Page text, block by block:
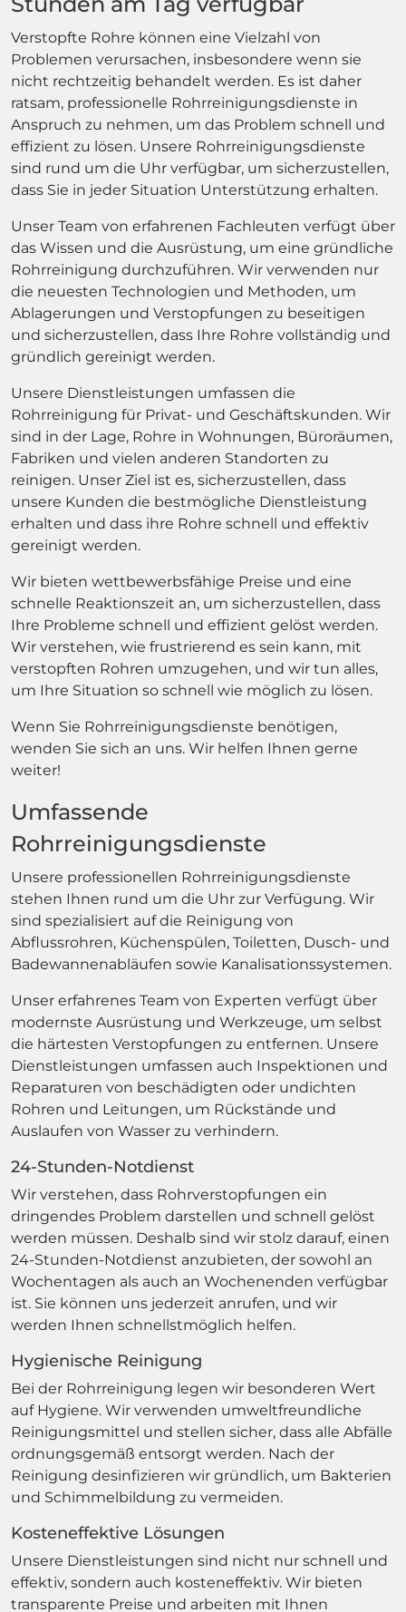
Verstopfte Rohre können eine Vielzahl von
Problemen verursachen, insbesondere wenn sie
nicht rechtzeitig behandelt werden. Es ist daher
ratsam, professionelle Rohrreinigungsdienste in
Anspruch zu nehmen, um das Problem schnell und
effizient zu lösen. Unsere Rohrreinigungsdienste
sind rund um die Uhr verfügbar, um sicherzustellen,
dass Sie in jeder Situation Unterstützung erhalten.
Unser Team von erfahrenen Fachleuten verfügt über
das Wissen und die Ausrüstung, um eine gründliche
Rohrreinigung durchzuführen. Wir verwenden nur
die neuesten Technologien und Methoden, um
Ablagerungen und Verstopfungen zu beseitigen
und sicherzustellen, dass Ihre Rohre vollständig und
gründlich gereinigt werden.
Unsere Dienstleistungen umfassen die
Rohrreinigung für Privat- und Geschäftskunden. Wir
sind in der Lage, Rohre in Wohnungen, Büroräumen,
Fabriken und vielen anderen Standorten zu
reinigen. Unser Ziel ist es, sicherzustellen, dass
unsere Kunden die bestmögliche Dienstleistung
erhalten und dass ihre Rohre schnell und effektiv
gereinigt werden.
Wir bieten wettbewerbsfähige Preise und eine
schnelle Reaktionszeit an, um sicherzustellen, dass
Ihre Probleme schnell und effizient gelöst werden.
Wir verstehen, wie frustrierend es sein kann, mit
verstopften Rohren umzugehen, und wir tun alles,
um Ihre Situation so schnell wie möglich zu lösen.
Wenn Sie Rohrreinigungsdienste benötigen,
wenden Sie sich an uns. Wir helfen Ihnen gerne
weiter!
Umfassende
Rohrreinigungsdienste
Unsere professionellen Rohrreinigungsdienste
stehen Ihnen rund um die Uhr zur Verfügung. Wir
sind spezialisiert auf die Reinigung von
Abflussrohren, Küchenspülen, Toiletten, Dusch- und
Badewannenabläufen sowie Kanalisationssystemen.
Unser erfahrenes Team von Experten verfügt über
modernste Ausrüstung und Werkzeuge, um selbst
die härtesten Verstopfungen zu entfernen. Unsere
Dienstleistungen umfassen auch Inspektionen und
Reparaturen von beschädigten oder undichten
Rohren und Leitungen, um Rückstände und
Auslaufen von Wasser zu verhindern.
24-Stunden-Notdienst
Wir verstehen, dass Rohrverstopfungen ein
dringendes Problem darstellen und schnell gelöst
werden müssen. Deshalb sind wir stolz darauf, einen
24-Stunden-Notdienst anzubieten, der sowohl an
Wochentagen als auch an Wochenenden verfügbar
ist. Sie können uns jederzeit anrufen, und wir
werden Ihnen schnellstmöglich helfen.
Hygienische Reinigung
Bei der Rohrreinigung legen wir besonderen Wert
auf Hygiene. Wir verwenden umweltfreundliche
Reinigungsmittel und stellen sicher, dass alle Abfälle
ordnungsgemäß entsorgt werden. Nach der
Reinigung desinfizieren wir gründlich, um Bakterien
und Schimmelbildung zu vermeiden.
Kosteneffektive Lösungen
Unsere Dienstleistungen sind nicht nur schnell und
effektiv, sondern auch kosteneffektiv. Wir bieten
transparente Preise und arbeiten mit Ihnen